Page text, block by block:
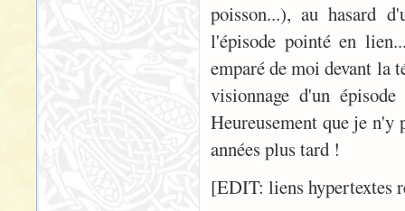
poisson...), au hasard
l'épisode pointé en
emparé de moi devant la
visionnage d'un
Heureusement que je n'y
années plus tard !
[EDIT: liens hypertextes